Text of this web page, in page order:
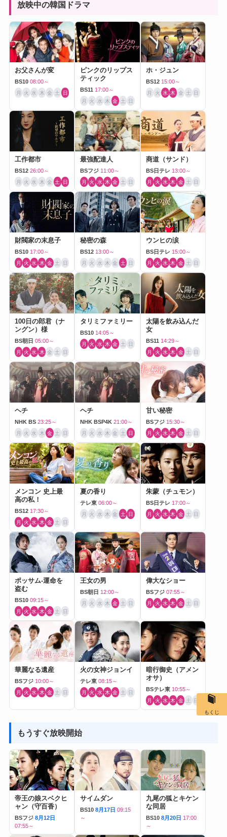
放映中の韓国ドラマ
お父さんが変
BS10 08:00～
月 火 水 木 金 土 日
ピンクのリップス
ティック
BS11 17:00～
月 火 水 木 金 土 日
ホ・ジュン
BS12 15:00～
月 火 水 木 金 土 日
工作都市
BS12 26:00～
月 火 水 木 金 土 日
最強配達人
BSフジ 11:00～
月 火 水 木 金 土 日
商道（サンド）
BS日テレ 13:00～
月 火 水 木 金 土 日
財閥家の末息子
BS10 17:00～
月 火 水 木 金 土 日
秘密の森
BS12 13:00～
月 火 水 木 金 土 日
ウンヒの涙
BS日テレ 15:00～
月 火 水 木 金 土 日
100日の郎君（ナ
ングン）様
BS朝日 05:00～
月 火 水 木 金 土 日
タリミファミリー
BS10 14:05～
月 火 水 木 金 土 日
太陽を飲み込んだ
女
BS11 14:29～
月 火 水 木 金 土 日
ヘチ
NHK BS 23:25～
月 火 水 木 金 土 日
ヘチ
NHK BSP4K 21:00～
月 火 水 木 金 土 日
甘い秘密
BSフジ 15:30～
月 火 水 木 金 土 日
メンコン 史上最
高の私！
BS12 17:30～
月 火 水 木 金 土 日
夏の香り
テレ東 06:00～
月 火 水 木 金 土 日
朱蒙（チュモン）
BS日テレ 17:00～
月 火 水 木 金 土 日
ポッサム-運命を
盗む
BS10 09:15～
月 火 水 木 金 土 日
王女の男
BS朝日 12:00～
月 火 水 木 金 土 日
偉大なショー
BSフジ 07:55～
月 火 水 木 金 土 日
華麗なる遺産
BSフジ 10:00～
月 火 水 木 金 土 日
火の女神ジョンイ
テレ東 08:15～
月 火 水 木 金 土 日
暗行御史（アメン
オサ）
BSテレ東 10:55～
月 火 水 木 金 土 日
もうすぐ放映開始
帝王の娘スベクヒ
ャン（守百香）
BSフジ 8月12日
07:55～
サイムダン
BS10 8月17日 09:15
～
九尾の狐とキケン
な同居
BS10 8月20日 17:00
～
もくじ